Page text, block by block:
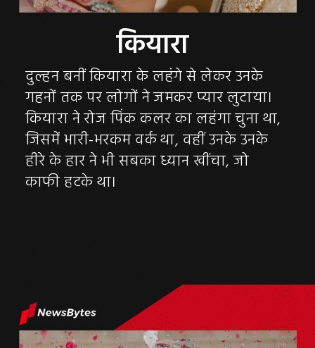
कियारा
दुल्हन बनीं कियारा के लहंगे से लेकर उनके
गहनों तक पर लोगों ने जमकर प्यार लुटाया।
कियारा ने रोज पिंक कलर का लहंगा चुना था,
जिसमें भारी-भरकम वर्क था, वहीं उनके उनके
हीरे के हार ने भी सबका ध्यान खींचा, जो